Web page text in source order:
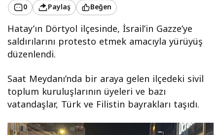
0
Paylaş Beğen
Hatay’ın Dörtyol ilçesinde, İsrail’in Gazze’ye
saldırılarını protesto etmek amacıyla yürüyüş
düzenlendi.
Saat Meydanı’nda bir araya gelen ilçedeki sivil
toplum kuruluşlarının üyeleri ve bazı
vatandaşlar, Türk ve Filistin bayrakları taşıdı.